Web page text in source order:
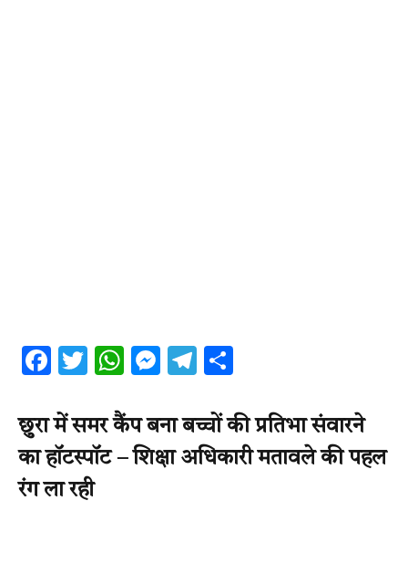
Facebook
Twitter
WhatsApp
Messenger
Telegram
छुरा में समर कैंप बना बच्चों की प्रतिभा संवारने
का हॉटस्पॉट – शिक्षा अधिकारी मतावले की पहल
रंग ला रही